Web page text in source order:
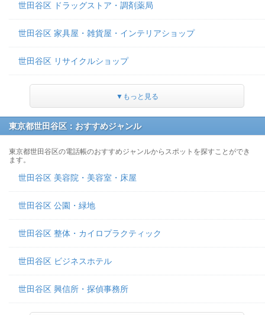
世田谷区 ドラッグストア・調剤薬局
世田谷区 家具屋・雑貨屋・インテリアショップ
世田谷区 リサイクルショップ
▼もっと見る
東京都世田谷区：おすすめジャンル
東京都世田谷区の電話帳のおすすめジャンルからスポットを探すことができ
ます。
世田谷区 美容院・美容室・床屋
世田谷区 公園・緑地
世田谷区 整体・カイロプラクティック
世田谷区 ビジネスホテル
世田谷区 興信所・探偵事務所